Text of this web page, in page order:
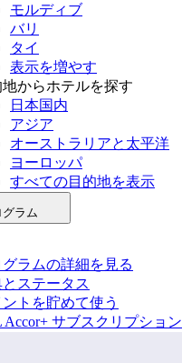
モルディブ
バリ
タイ
表示を増やす
地からホテルを探す
日本国内
アジア
オーストラリアと太平洋
ヨーロッパ
すべての目的地を表示
ラム
グラムの詳細を見る
ステータス
トを貯めて使う
Accor+ サブスクリプション